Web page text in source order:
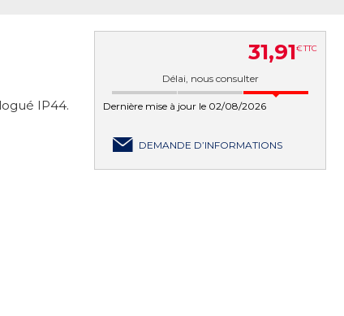
IP44.
31,91€TTC
Délai, nous consulter
Dernière mise à jour le 02/08/2026
DEMANDE D’INFORMATIONS